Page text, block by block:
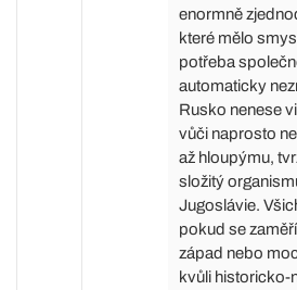
enormně
které mělo
potřeba
automaticky
Rusko nenese
vůči naprosto
až hloupýmu,
složitý
Jugoslávie.
pokud se
západ nebo
kvůli historicko-